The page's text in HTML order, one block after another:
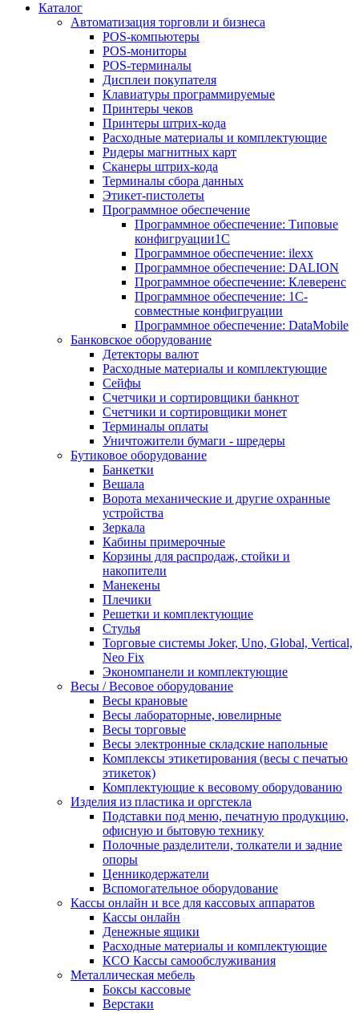
Каталог
Автоматизация торговли и бизнеса
POS-компьютеры
POS-мониторы
POS-терминалы
Дисплеи покупателя
Клавиатуры программируемые
Принтеры чеков
Принтеры штрих-кода
Расходные материалы и комплектующие
Ридеры магнитных карт
Сканеры штрих-кода
Терминалы сбора данных
Этикет-пистолеты
Программное обеспечение
Программное обеспечение: Типовые
конфигруации1С
Программное обеспечение: ilexx
Программное обеспечение: DALION
Программное обеспечение: Клеверенс
Программное обеспечение: 1С-
совместные конфигруации
Программное обеспечение: DataMobile
Банковское оборудование
Детекторы валют
Расходные материалы и комплектующие
Сейфы
Счетчики и сортировщики банкнот
Счетчики и сортировщики монет
Терминалы оплаты
Уничтожители бумаги - шредеры
Бутиковое оборудование
Банкетки
Вешала
Ворота механические и другие охранные
устройства
Зеркала
Кабины примерочные
Корзины для распродаж, стойки и
накопители
Манекены
Плечики
Решетки и комплектующие
Стулья
Торговые системы Joker, Uno, Global, Vertical,
Neo Fix
Экономпанели и комплектующие
Весы / Весовое оборудование
Весы крановые
Весы лабораторные, ювелирные
Весы торговые
Весы электронные складские напольные
Комплексы этикетирования (весы с печатью
этикеток)
Комплектующие к весовому оборудованию
Изделия из пластика и оргстекла
Подставки под меню, печатную продукцию,
офисную и бытовую технику
Полочные разделители, толкатели и задние
опоры
Ценникодержатели
Вспомогательное оборудование
Кассы онлайн и все для кассовых аппаратов
Кассы онлайн
Денежные ящики
Расходные материалы и комплектующие
КСО Кассы самообслуживания
Металлическая мебель
Боксы кассовые
Верстаки